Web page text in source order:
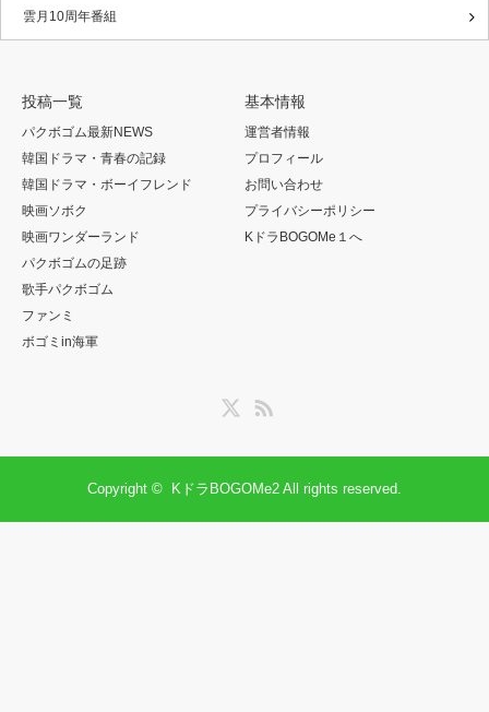
雲月10周年番組
投稿一覧
パクボゴム最新NEWS
韓国ドラマ・青春の記録
韓国ドラマ・ボーイフレンド
映画ソボク
映画ワンダーランド
パクボゴムの足跡
歌手パクボゴム
ファンミ
ボゴミin海軍
基本情報
運営者情報
プロフィール
お問い合わせ
プライバシーポリシー
KドラBOGOMe１へ
Copyright © KドラBOGOMe2 All rights reserved.